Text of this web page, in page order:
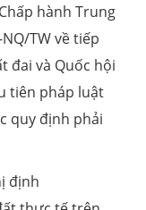
hành Trung
TW về tiếp
đai và Quốc hội
tiên pháp luật
quy định phải
định